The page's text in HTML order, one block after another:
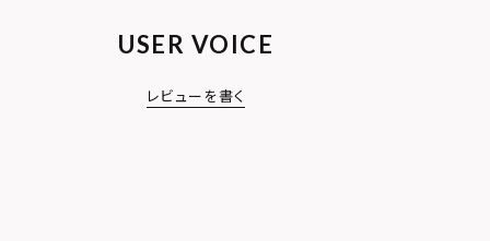
USER VOICE
レビューを書く